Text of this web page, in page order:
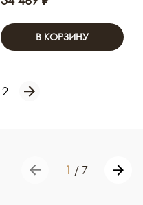
В КОРЗИНУ
2
1 / 7